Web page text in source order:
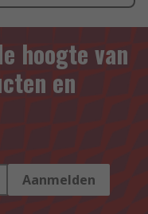
hoogte van
en
Aanmelden